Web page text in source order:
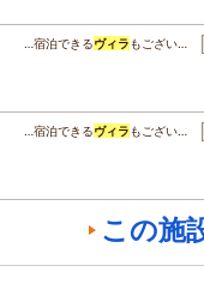
…宿泊できるヴィラ もござい…
…宿泊できるヴィラ もござい…
この施